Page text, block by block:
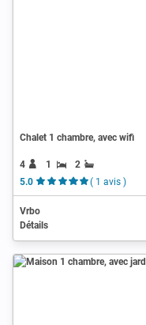
Chalet 1 chambre, avec wifi
4 1
2
5.0
( 1 avis )
Vrbo
Détails